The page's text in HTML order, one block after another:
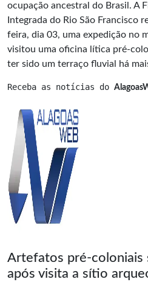
ocupação ancestral do Brasil. A
Integrada do Rio São Francisco
feira, dia 03, uma expedição no
visitou uma oficina lítica pré-
ter sido um terraço fluvial há
Receba as notícias do
Artefatos pré-coloniais
após visita a sítio